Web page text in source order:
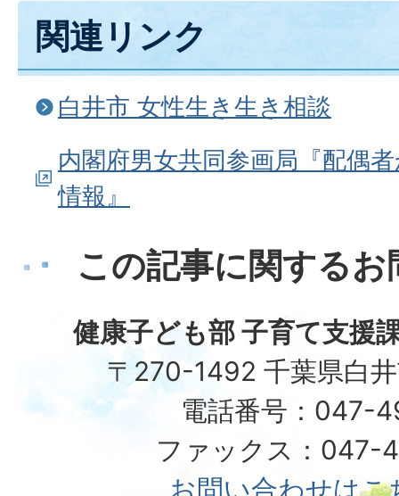
関連リンク
白井市 女性生き生き相談
内閣府男女共同参画局『配偶
情報』
この記事に関する
健康子ども部 子育て支援
〒270-1492 千葉県白
電話番号：047-
ファックス：047-
お問い合わせはこ